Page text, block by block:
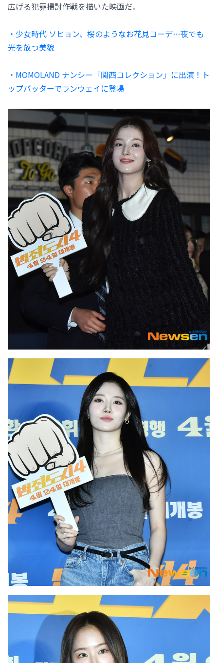
広げる犯罪掃討作戦を描いた映画だ。
・少女時代 ソヒョン、桜のようなお花見コーデ…夜でも
光を放つ美貌
・MOMOLAND ナンシー「関西コレクション」に出演！ト
ップバッターでランウェイに登場